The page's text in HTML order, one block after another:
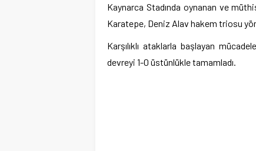
Kaynarca Stadında oynanan ve
Karatepe, Deniz Alav hakem triosu
Karşılıklı ataklarla başlayan
devreyi 1-0 üstünlükle tamamladı.